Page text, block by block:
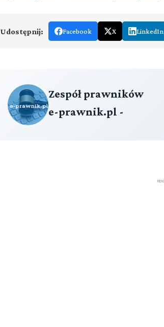
Udostępnij: Facebook X LinkedIn
Zespół prawników
e-prawnik.pl -